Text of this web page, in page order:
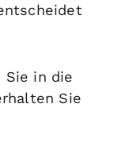
Sie in die
Sie